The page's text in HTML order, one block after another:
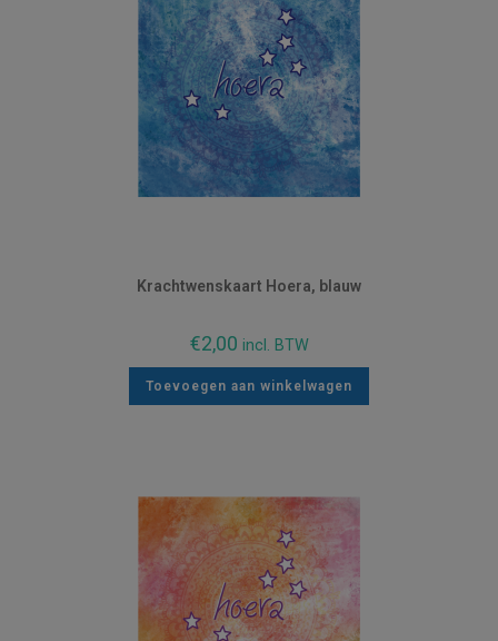
Krachtwenskaart Hoera, blauw
€2,00 incl. BTW
Toevoegen aan winkelwagen